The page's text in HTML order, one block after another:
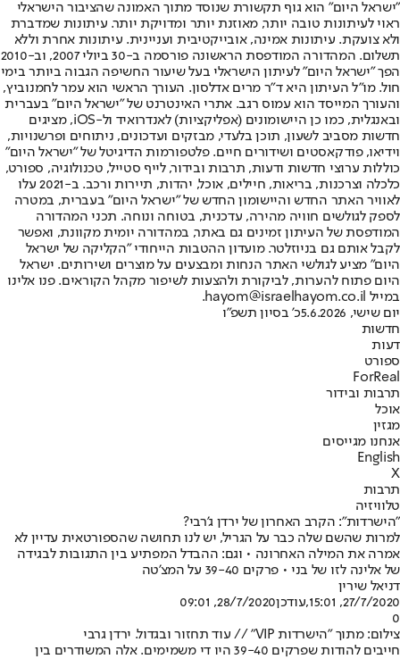
"ישראל היום" הוא גוף תקשורת שנוסד מתוך האמונה שהציבור הישראלי
ראוי לעיתונות טובה יותר, מאוזנת יותר ומדויקת יותר. עיתונות שמדברת
ולא צועקת. עיתונות אמינה, אובייקטיבית ועניינית. עיתונות אחרת וללא
תשלום. המהדורה המודפסת הראשונה פורסמה ב-30 ביולי 2007, וב-2010
הפך "ישראל היום" לעיתון הישראלי בעל שיעור החשיפה הגבוה ביותר בימי
חול. מו"ל העיתון היא ד"ר מרים אדלסון. העורך הראשי הוא עמר לחמנוביץ,
והעורך המייסד הוא עמוס רגב. אתרי האינטרנט של "ישראל היום" בעברית
ובאנגלית, כמו כן היישומונים (אפליקציות) לאנדרואיד ול-iOS, מציגים
חדשות מסביב לשעון, תוכן בלעדי, מבזקים ועדכונים, ניתוחים ופרשנויות,
וידיאו, פודקאסטים ושידורים חיים. פלטפורמות הדיגיטל של "ישראל היום"
כוללות ערוצי חדשות ודעות, תרבות ובידור, לייף סטייל, טכנולוגיה, ספורט,
כלכלה וצרכנות, בריאות, חיילים, אוכל, יהדות, תיירות ורכב. ב-2021 עלו
לאוויר האתר החדש והיישומון החדש של "ישראל היום" בעברית, במטרה
לספק לגולשים חוויה מהירה, עדכנית, בטוחה ונוחה. תכני המהדורה
המודפסת של העיתון זמינים גם באתר, במהדורה יומית מקוונת, ואפשר
לקבל אותם גם בניוזלטר. מועדון ההטבות הייחודי "הקליקה של ישראל
היום" מציע לגולשי האתר הנחות ומבצעים על מוצרים ושירותים. ישראל
היום פתוח להערות, לביקורת ולהצעות לשיפור מקהל הקוראים. פנו אלינו
במייל hayom@israelhayom.co.il.
יום שישי, 5.6.2026
כ' בסיון תשפ"ו
חדשות
דעות
ספורט
ForReal
תרבות ובידור
אוכל
מגזין
אנחנו מגייסים
English
X
תרבות
טלוויזיה
"הישרדות": הקרב האחרון של ירדן ג'רבי?
למרות שהשם שלה כבר על הגריל, יש לנו תחושה שהספורטאית עדיין לא
אמרה את המילה האחרונה • וגם: ההבדל המפתיע בין התגובות לבגידה
של אלינה לזו של בני • פרקים 39-40 על המצ'טה
דניאל שירין
27/7/2020, 15:01
,עודכן28/7/2020, 09:01
0
צילום: מתוך "הישרדות VIP" // עוד תחזור ובגדול. ירדן גרבי
חייבים להודות שפרקים 39-40 היו די משמימים. אלה המשודרים בין